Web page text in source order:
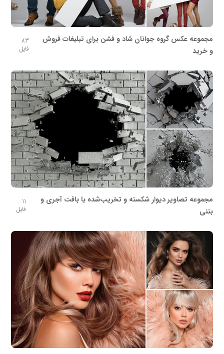
مجموعه عکس گروه جوانان شاد و فشن برای تبلیغات فروش
و خرید
83
فایل
مجموعه تصاویر دیوار شکسته و تخریب‌شده با بافت آجری و
بتنی
11
فایل